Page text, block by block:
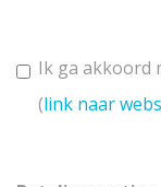
Ik ga akkoord
(link naar